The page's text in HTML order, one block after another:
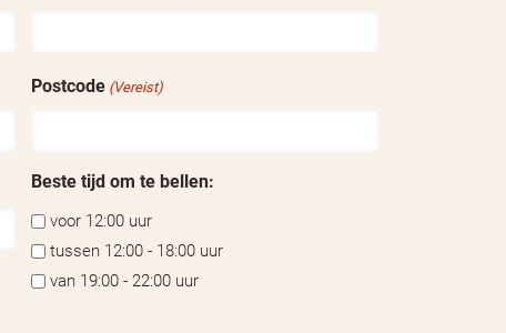
Postcode (Vereist)
Beste tijd om te bellen:
voor 12:00 uur
tussen 12:00 - 18:00 uur
van 19:00 - 22:00 uur